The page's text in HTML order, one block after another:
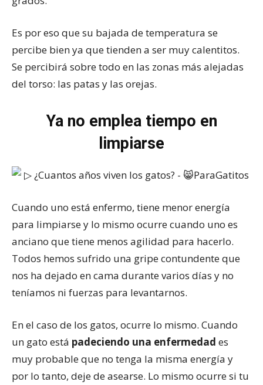
Es por eso que su bajada de temperatura se
percibe bien ya que tienden a ser muy calentitos.
Se percibirá sobre todo en las zonas más alejadas
del torso: las patas y las orejas.
Ya no emplea tiempo en
limpiarse
Cuando uno está enfermo, tiene menor energía
para limpiarse y lo mismo ocurre cuando uno es
anciano que tiene menos agilidad para hacerlo.
Todos hemos sufrido una gripe contundente que
nos ha dejado en cama durante varios días y no
teníamos ni fuerzas para levantarnos.
En el caso de los gatos, ocurre lo mismo. Cuando
un gato está padeciendo una enfermedad es
muy probable que no tenga la misma energía y
por lo tanto, deje de asearse. Lo mismo ocurre si tu